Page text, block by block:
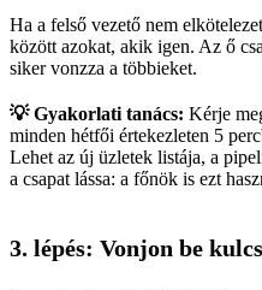
Ha a felső vezető nem
között azokat, akik igen. Az ő
siker vonzza a többieket.
💡 Gyakorlati tanács: Kérje
minden hétfői értekezleten 5
Lehet az új üzletek listája, a
a csapat lássa: a főnök is ezt
3. lépés: Vonjon be